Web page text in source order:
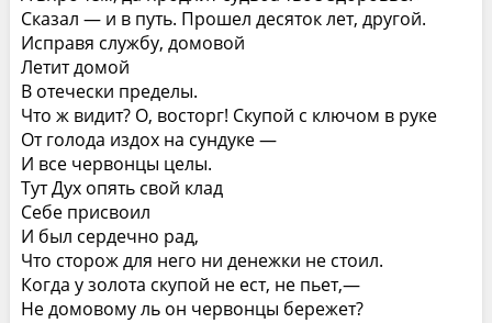
Сказал — и в путь. Прошел десяток лет, другой.
Исправя службу, домовой
Летит домой
В отечески пределы.
Что ж видит? О, восторг! Скупой с ключом в руке
От голода издох на сундуке —
И все червонцы целы.
Тут Дух опять свой клад
Себе присвоил
И был сердечно рад,
Что сторож для него ни денежки не стоил.
Когда у золота скупой не ест, не пьет,—
Не домовому ль он червонцы бережет?